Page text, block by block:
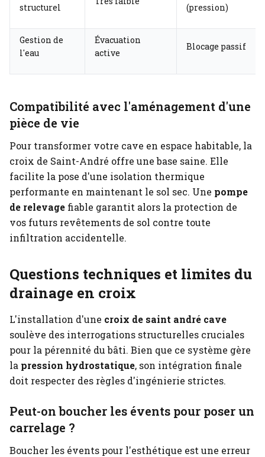
structurel (pression)
Gestion de
l'eau
Évacuation
active
Blocage passif
Compatibilité avec l'aménagement d'une
pièce de vie
Pour transformer votre cave en espace habitable, la
croix de Saint-André offre une base saine. Elle
facilite la pose d'une isolation thermique
performante en maintenant le sol sec. Une pompe
de relevage fiable garantit alors la protection de
vos futurs revêtements de sol contre toute
infiltration accidentelle.
Questions techniques et limites du
drainage en croix
L'installation d'une croix de saint andré cave
soulève des interrogations structurelles cruciales
pour la pérennité du bâti. Bien que ce système gère
la pression hydrostatique, son intégration finale
doit respecter des règles d'ingénierie strictes.
Peut-on boucher les évents pour poser un
carrelage ?
Boucher les évents pour l'esthétique est une erreur